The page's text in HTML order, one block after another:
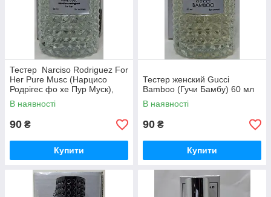
Тестер Narciso Rodriguez For
Her Pure Musc (Нарцисо
Родрігес фо хе Пур Муск),
жіночі 60 мл
В наявності
90 ₴
Купити
Тестер женский Gucci
Bamboo (Гучи Бамбу) 60 мл
В наявності
90 ₴
Купити